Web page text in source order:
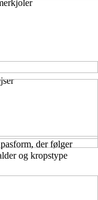
og kropstype
der følger